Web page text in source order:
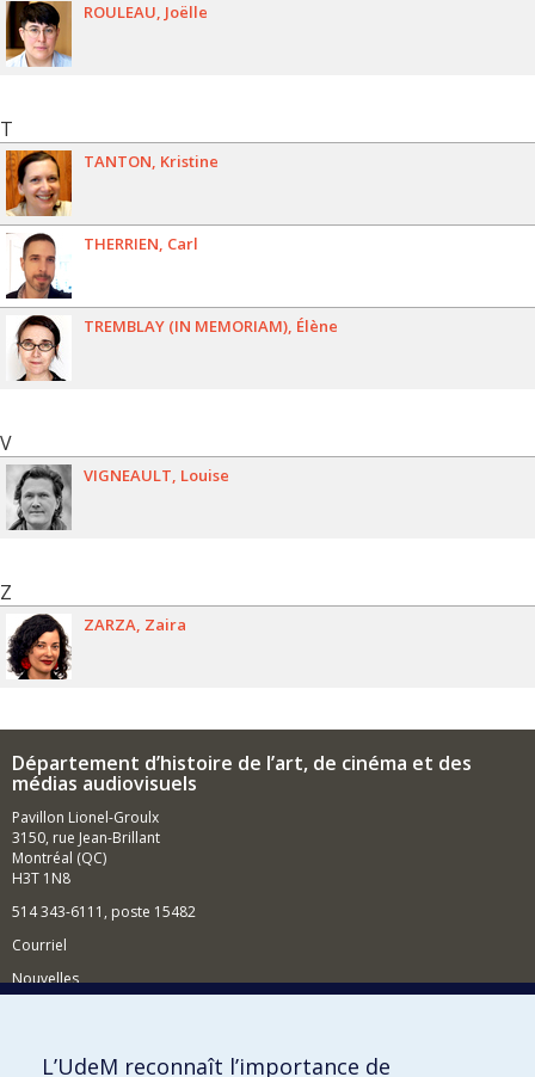
ROULEAU Joëlle
T
TANTON Kristine
THERRIEN Carl
TREMBLAY (IN MEMORIAM) Élène
V
VIGNEAULT Louise
Z
ZARZA Zaira
Département d’histoire de l’art, de cinéma et des
médias audiovisuels
Pavillon Lionel-Groulx
3150, rue Jean-Brillant
Montréal (QC)
H3T 1N8
514 343-6111, poste 15482
Courriel
Nouvelles
Comment soutenir le Département?
L’UdeM reconnaît l’importance de